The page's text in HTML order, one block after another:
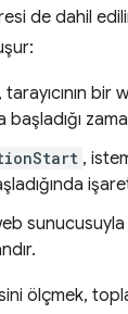
de dahil
, tarayıcının bir
,
sunucusuyla
ölçmek,